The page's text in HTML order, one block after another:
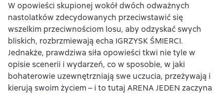
W opowieści skupionej wokół dwóch odważnych
nastolatków zdecydowanych przeciwstawić się
wszelkim przeciwnościom losu, aby odzyskać swych
bliskich, rozbrzmiewają echa IGRZYSK ŚMIERCI.
Jednakże, prawdziwa siła opowieści tkwi nie tyle w
opisie scenerii i wydarzeń, co w sposobie, w jaki
bohaterowie uzewnętrzniają swe uczucia, przeżywają i
kierują swoim życiem – i to tutaj ARENA JEDEN zaczyna